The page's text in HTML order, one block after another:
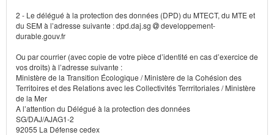
2 - Le délégué à la protection des données (DPD) du MTECT, du MTE et
du SEM à l’adresse suivante : dpd.daj.sg
developpement-
durable.gouv.fr
Ou par courrier (avec copie de votre pièce d’identité en cas d’exercice de
vos droits) à l’adresse suivante :
Ministère de la Transition Écologique / Ministère de la Cohésion des
Territoires et des Relations avec les Collectivités Terrritoriales / Ministère
de la Mer
A l’attention du Délégué à la protection des données
SG/DAJ/AJAG1-2
92055 La Défense cedex